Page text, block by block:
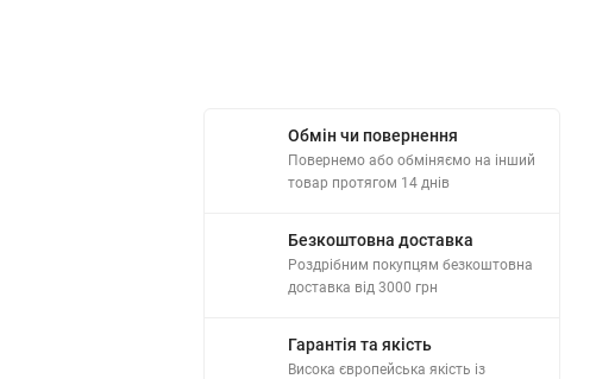
Обмін чи повернення
Повернемо або обміняємо на інший
товар протягом 14 днів
Безкоштовна доставка
Роздрібним покупцям безкоштовна
доставка від 3000 грн
Гарантія та якість
Висока європейська якість із